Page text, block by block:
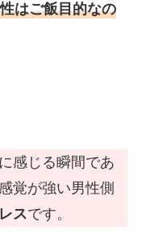
はご飯目的なの
感じる瞬間であ
覚が強い男性側
スです。